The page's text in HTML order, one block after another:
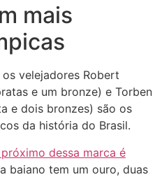
mais
velejadores Robert
e um bronze) e Torben
e dois bronzes) são os
da história do Brasil.
dessa marca é
baiano tem um ouro, duas